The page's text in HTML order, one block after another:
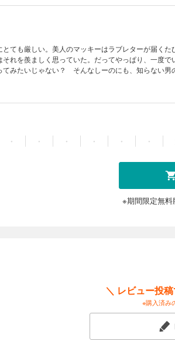
ても厳しい。美人のマッキーはラブレターが届くた
れを羨ましく思っていた。だってやっぱり、一度で
みたいじゃない？ そんなしーのにも、知らない男
・ ・ ・ ・ ・ ・
※期間限定無
＼ レビュー投
※購入済み